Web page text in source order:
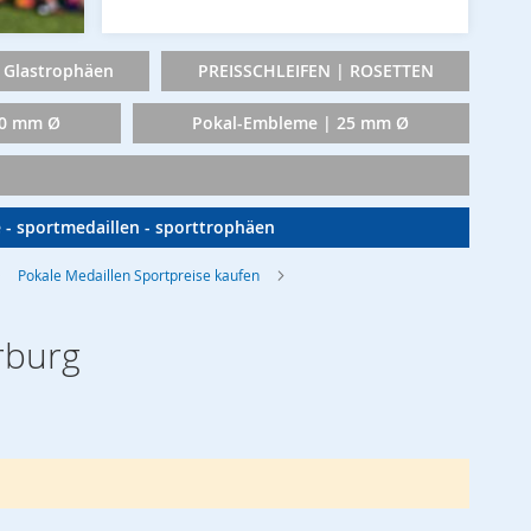
Glastrophäen PREISSCHLEIFEN | ROSETTEN
mm Ø Pokal-Embleme | 25 mm Ø
sportmedaillen - sporttrophäen
Pokale Medaillen Sportpreise kaufen